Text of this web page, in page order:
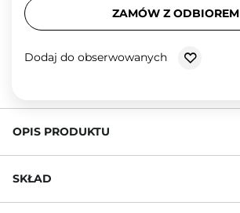
ZAMÓW Z ODBIOREM
Dodaj do obserwowanych
OPIS PRODUKTU
SKŁAD